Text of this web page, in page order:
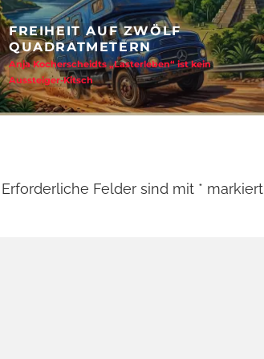
LOHS’ 007-BOND-REISEFÜHRER
Drehorte, Mythen, Reiseträume für Filmfans
Erforderliche Felder sind mit * markiert